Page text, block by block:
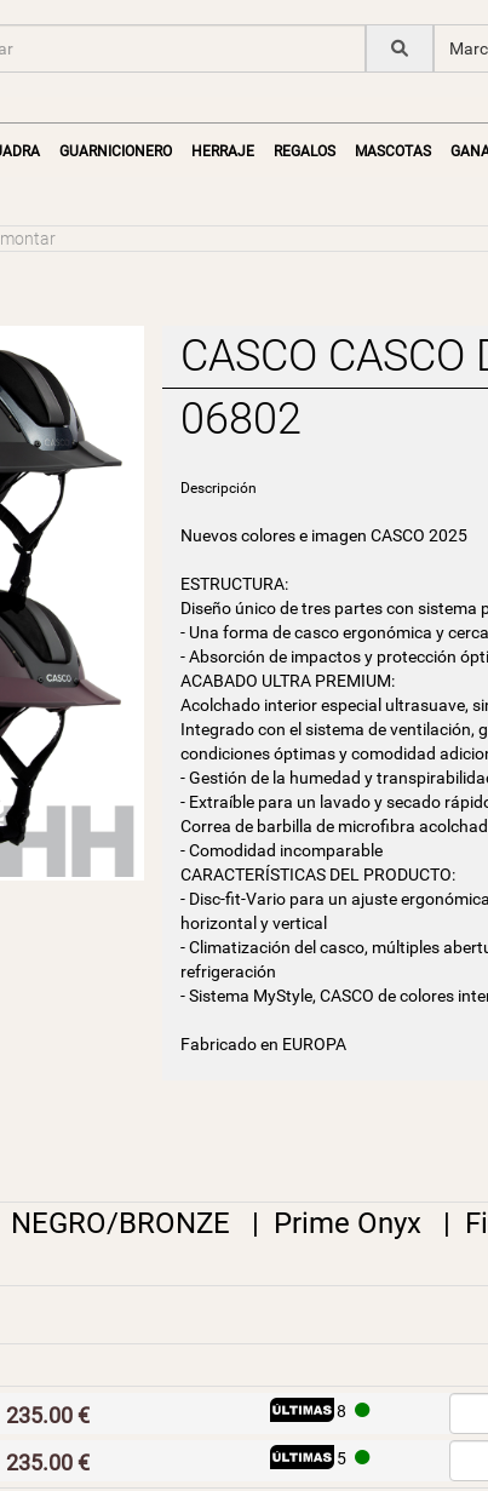
GUARNICIONERO HERRAJE REGALOS MASCOTAS
CASCO CASCO
06802
Descripción
Nuevos colores e imagen CASCO 2025
ESTRUCTURA:
Diseño único de tres partes con sistema
- Una forma de casco ergonómica y
- Absorción de impactos y protección
ACABADO ULTRA PREMIUM:
Acolchado interior especial ultrasuave,
Integrado con el sistema de
condiciones óptimas y comodidad
- Gestión de la humedad y
- Extraíble para un lavado y secado
Correa de barbilla de microfibra
- Comodidad incomparable
CARACTERÍSTICAS DEL PRODUCTO:
- Disc-fit-Vario para un ajuste
horizontal y vertical
- Climatización del casco, múltiples
refrigeración
- Sistema MyStyle, CASCO de colores
Fabricado en EUROPA
NEGRO/BRONZE | Prime Onyx |
235.00 € I8 H
235.00 € I5 H